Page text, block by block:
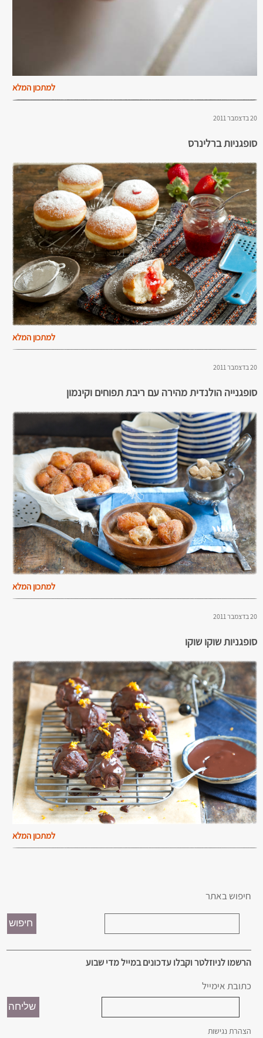
למתכון המלא
20 בדצמבר 2011
סופגניות ברלינרס
למתכון המלא
20 בדצמבר 2011
סופגנייה הולנדית מהירה עם ריבת תפוחים וקינמון
למתכון המלא
20 בדצמבר 2011
סופגניות שוקו שוקו
למתכון המלא
חיפוש באתר
הרשמו לניוזלטר וקבלו עדכונים במייל מדי שבוע
כתובת אימייל
הצהרת נגישות